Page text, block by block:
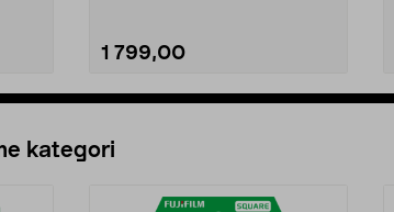
1 799,00
kategori